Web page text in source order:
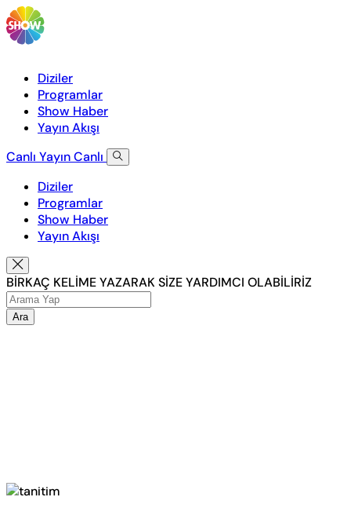
Diziler
Programlar
Show Haber
Yayın Akışı
Canlı YayınCanlı
Diziler
Programlar
Show Haber
Yayın Akışı
BİRKAÇ KELİME YAZARAK SİZE YARDIMCI OLABİLİRİZ
Ara